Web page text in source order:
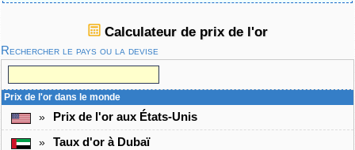
Calculateur de prix de l'or
Rechercher le pays ou la devise
Prix de l'or dans le monde
» Prix de l'or aux États-Unis
» Taux d'or à Dubaï